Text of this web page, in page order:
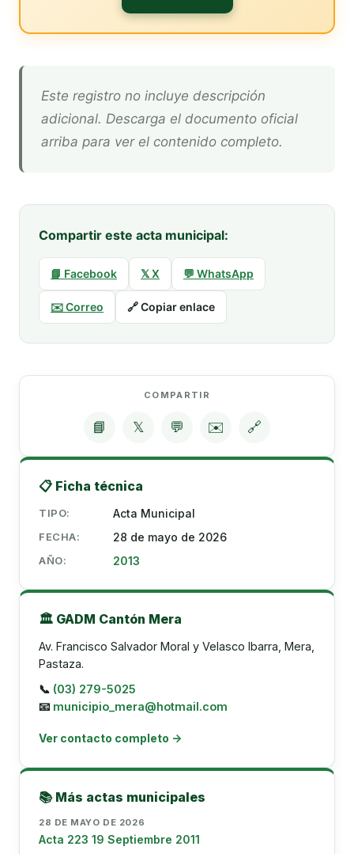
Este registro no incluye descripción
adicional. Descarga el documento oficial
arriba para ver el contenido completo.
Compartir este acta municipal:
📘 Facebook 𝕏 X 💬 WhatsApp
✉️ Correo 🔗 Copiar enlace
COMPARTIR
📘 𝕏 💬 ✉️ 🔗
📋 Ficha técnica
TIPO: Acta Municipal
FECHA: 28 de mayo de 2026
AÑO: 2013
🏛️ GADM Cantón Mera
Av. Francisco Salvador Moral y Velasco Ibarra, Mera,
Pastaza.
📞 (03) 279-5025
📧 municipio_mera@hotmail.com
Ver contacto completo →
📚 Más actas municipales
28 DE MAYO DE 2026
Acta 223 19 Septiembre 2011